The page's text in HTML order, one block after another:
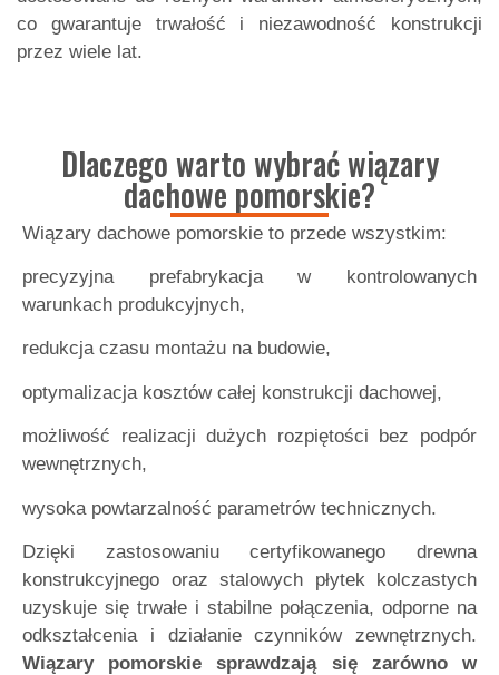
co gwarantuje trwałość i niezawodność konstrukcji
przez wiele lat.
Dlaczego warto wybrać wiązary
dachowe pomorskie?
Wiązary dachowe pomorskie to przede wszystkim:
precyzyjna prefabrykacja w kontrolowanych
warunkach produkcyjnych,
redukcja czasu montażu na budowie,
optymalizacja kosztów całej konstrukcji dachowej,
możliwość realizacji dużych rozpiętości bez podpór
wewnętrznych,
wysoka powtarzalność parametrów technicznych.
Dzięki zastosowaniu certyfikowanego drewna
konstrukcyjnego oraz stalowych płytek kolczastych
uzyskuje się trwałe i stabilne połączenia, odporne na
odkształcenia i działanie czynników zewnętrznych.
Wiązary pomorskie sprawdzają się zarówno w